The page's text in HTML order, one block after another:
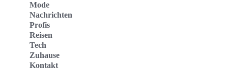
Mode
Nachrichten
Profis
Reisen
Tech
Zuhause
Kontakt